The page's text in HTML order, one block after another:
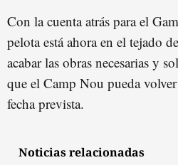
Con la cuenta atrás para el
pelota está ahora en el tejado
acabar las obras necesarias y
que el Camp Nou pueda
fecha prevista.
Noticias relacionadas